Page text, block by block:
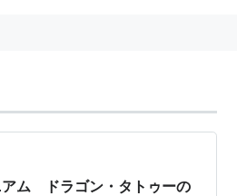
ベストセラー小説3部作を映画
リーズのヒロイン、リズベッ
で脚光を浴びる。以後、ハリウ
るようになった。
ム ドラゴン・タトゥーの